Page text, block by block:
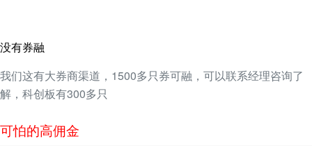
没有券融
我们这有大券商渠道，1500多只券可融，可以联系经理咨询了
解，科创板有300多只
可怕的高佣金